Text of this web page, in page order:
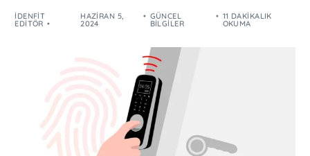
IDENFIT
EDITÖR
HAZIRAN 5,
2024
GÜNCEL
BILGILER
11 DAKIKALIK
OKUMA